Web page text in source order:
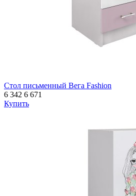
Стол письменный Вега Fashion
6 342 6 671
Купить